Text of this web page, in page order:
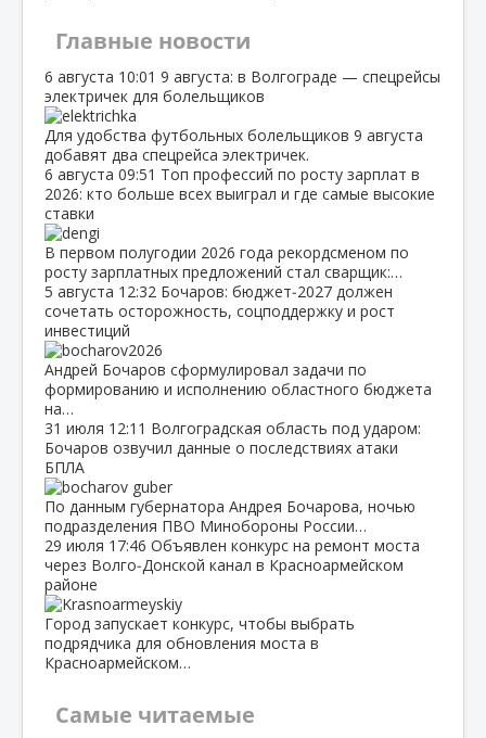
Главные новости
6 августа 10:01 9 августа: в Волгограде — спецрейсы
электричек для болельщиков
Для удобства футбольных болельщиков 9 августа
добавят два спецрейса электричек.
6 августа 09:51 Топ профессий по росту зарплат в
2026: кто больше всех выиграл и где самые высокие
ставки
В первом полугодии 2026 года рекордсменом по
росту зарплатных предложений стал сварщик:…
5 августа 12:32 Бочаров: бюджет‑2027 должен
сочетать осторожность, соцподдержку и рост
инвестиций
Андрей Бочаров сформулировал задачи по
формированию и исполнению областного бюджета
на…
31 июля 12:11 Волгоградская область под ударом:
Бочаров озвучил данные о последствиях атаки
БПЛА
По данным губернатора Андрея Бочарова, ночью
подразделения ПВО Минобороны России…
29 июля 17:46 Объявлен конкурс на ремонт моста
через Волго‑Донской канал в Красноармейском
районе
Город запускает конкурс, чтобы выбрать
подрядчика для обновления моста в
Красноармейском…
Самые читаемые